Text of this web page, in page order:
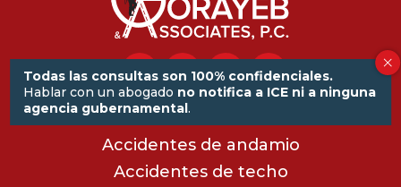
Accidentes de construcción
Accidentes de andamio
Accidentes de techo
Todas las consultas son 100% confidenciales.
Hablar con un abogado no notifica a ICE ni a ninguna
agencia gubernamental.